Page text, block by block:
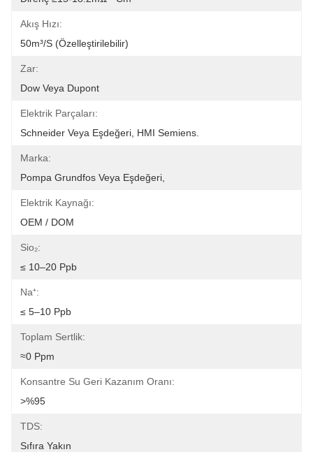
Akış Hızı:
50m³/s (özelleştirilebilir)
Zar:
Dow Veya Dupont
Elektrik Parçaları:
Schneider Veya Eşdeğeri, HMI Semiens.
Marka:
Pompa Grundfos Veya Eşdeğeri,
Elektrik Kaynağı:
OEM / DOM
Sio₂:
≤ 10–20 Ppb
Na⁺:
≤ 5–10 Ppb
Toplam Sertlik:
≈0 Ppm
Konsantre Su Geri Kazanım Oranı:
>%95
TDS:
Sıfıra Yakın